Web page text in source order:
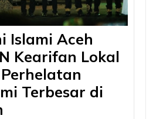
Islami Aceh
Kearifan Lokal
Terbesar di